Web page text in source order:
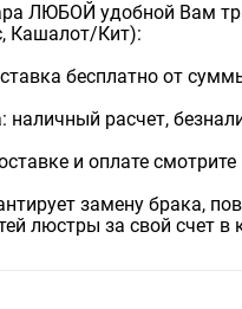
ЛЮБОЙ удобной Вам
Кашалот/Кит):
бесплатно от
наличный расчет,
и оплате смотрите
замену брака,
люстры за свой счет в